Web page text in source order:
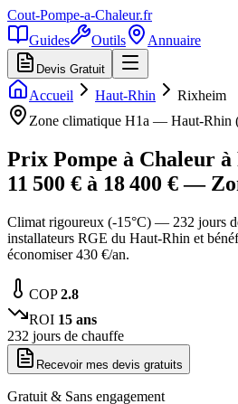
Cout-Pompe-a-Chaleur.fr
Guides
Outils Annuaire
Devis Gratuit
Accueil Haut-Rhin
Rixheim
Zone climatique H1a — Haut-Rhin
Prix Pompe à Chaleur à
11 500 € à 18 400 € —
Climat rigoureux (-15°C) — 232 jours
installateurs RGE du Haut-Rhin et
économiser 430 €/an.
COP2.8
ROI 15 ans
232 jours de chauffe
Recevoir mes devis gratuits
Gratuit & Sans engagement